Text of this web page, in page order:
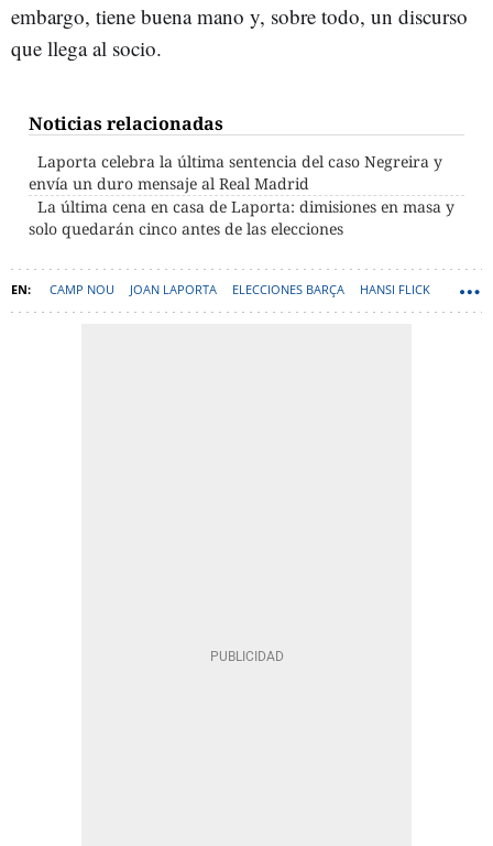
embargo, tiene buena mano y, sobre todo, un discurso
que llega al socio.
Noticias relacionadas
Laporta celebra la última sentencia del caso Negreira y
envía un duro mensaje al Real Madrid
La última cena en casa de Laporta: dimisiones en masa y
solo quedarán cinco antes de las elecciones
CAMP NOU JOAN LAPORTA ELECCIONES BARÇA HANSI FLICK